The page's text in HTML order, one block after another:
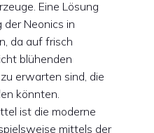
Eine Lösung
Neonics in
da auf frisch
blühenden
erwarten sind, die
könnten.
ist die moderne
mittels der